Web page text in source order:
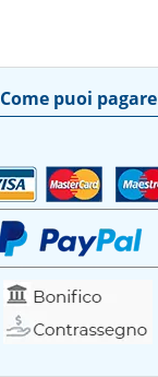
Come puoi pagare